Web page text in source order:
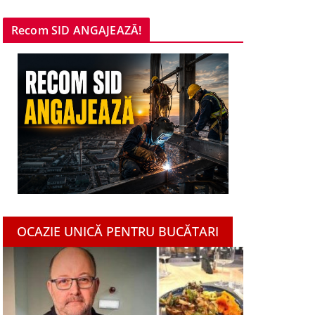
Recom SID ANGAJEAZĂ!
OCAZIE UNICĂ PENTRU BUCĂTARI